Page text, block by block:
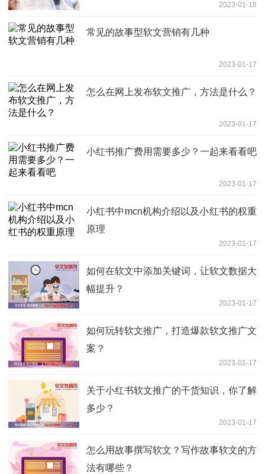
2023-01-18
常见的故事型软文营销有几种
2023-01-17
怎么在网上发布软文推广，方法是什么？
2023-01-17
小红书推广费用需要多少？一起来看看吧
2023-01-17
小红书中mcn机构介绍以及小红书的权重
原理
2023-01-17
如何在软文中添加关键词，让软文数据大
幅提升？
2023-01-17
如何玩转软文推广，打造爆款软文推广文
案？
2023-01-17
关于小红书软文推广的干货知识，你了解
多少？
2023-01-17
怎么用故事撰写软文？写作故事软文的方
法有哪些？